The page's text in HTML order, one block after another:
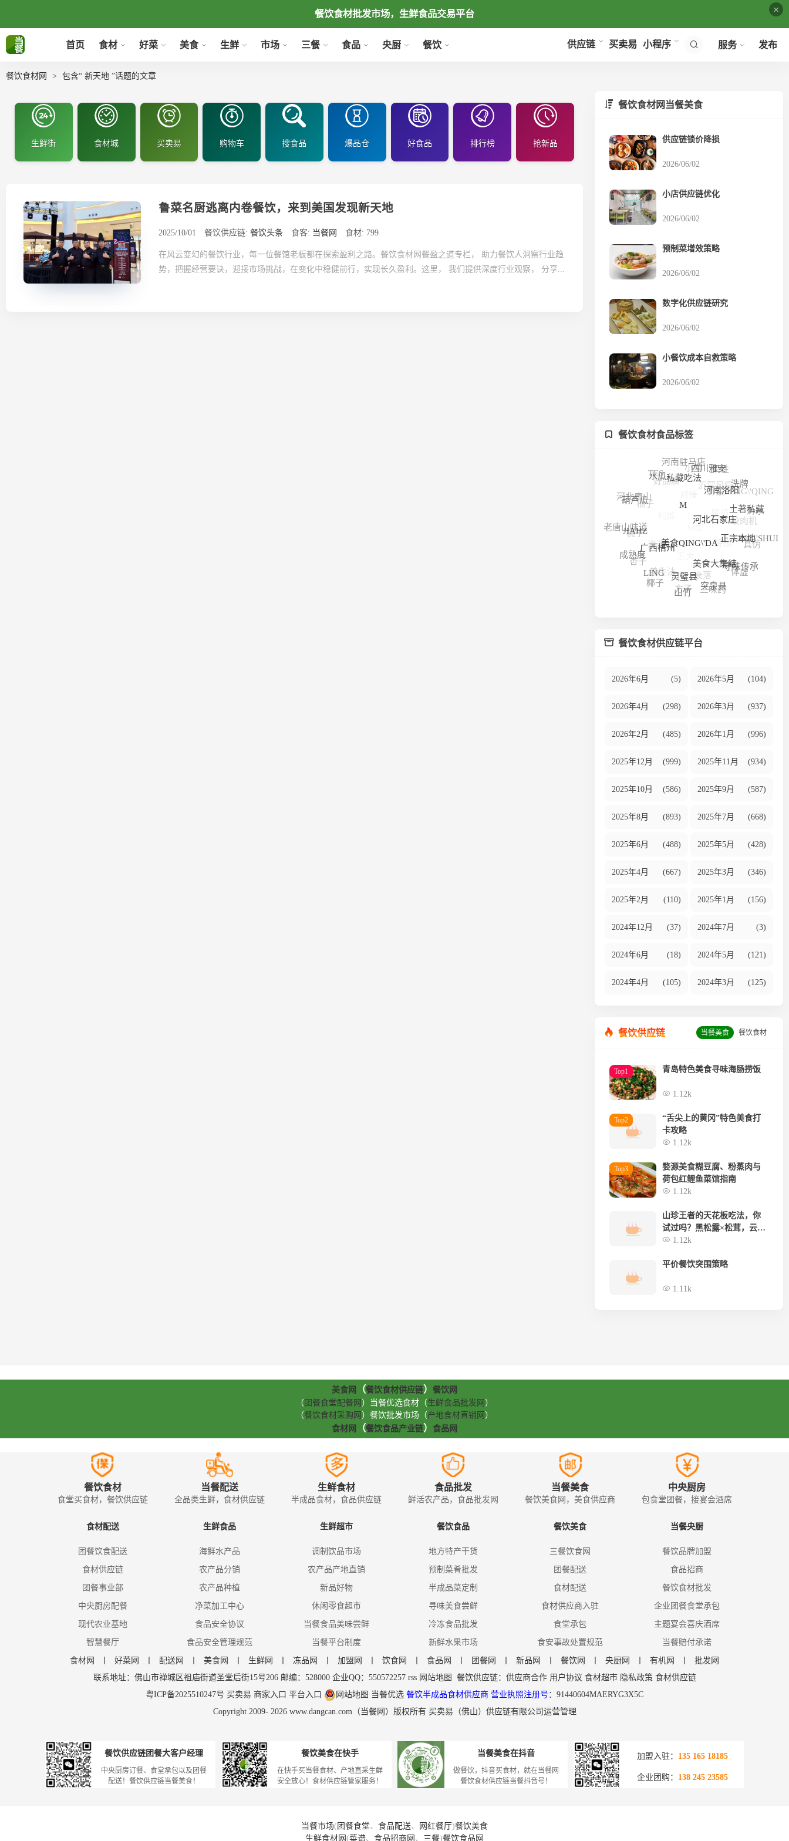
餐饮食材批发市场，生鲜食品交易平台 ×
首页 食材 好菜 美食 生鲜 市场 三餐 食品 央厨 餐饮 供应链 买卖易 小程序 服务 发布
餐饮食材网 包含“ 新天地 ”话题的文章
生鲜街 食材城 买卖易 购物车 搜食品 爆品仓 好食品 排行榜 抢新品
鲁菜名厨逃离内卷餐饮，来到美国发现新天地
2025/10/01 餐饮供应链: 餐饮头条 食客: 当餐网 食材: 799
在风云变幻的餐饮行业，每一位餐馆老板都在探索盈利之路。餐饮食材网餐盈之道专栏， 助力餐饮人洞察行业趋
势，把握经营要诀，迎接市场挑战，在变化中稳健前行，实现长久盈利。这里， 我们提供深度行业观察， 分享...
餐饮食材网当餐美食
供应链锁价降损
2026/06/02
小店供应链优化
2026/06/02
预制菜增效策略
2026/06/02
数字化供应链研究
2026/06/02
小餐饮成本自救策略
2026/06/02
餐饮食材食品标签
降损
锁价
衰落
五大
M型
绞肉机
真伪
体虚
三味药
方子
养生法
对接
沂蒙风情
沂蒙FENG\'QING
沂水
LING\'SHUI
守味传承
突泉县
山竹
椰子
杏子
桃子
柚子
好品质
小型
柔性
洗牌
土著私藏
正宗本地
美食大集结
灵璧县
LING
成熟度
老唐山味道
河北唐山
TES
河南驻马店
四川雅安
河南洛阳
河北石家庄
美食QING\'DA
JIAHZ
葫芦瓜
水瓜 私藏吃法
M
餐饮食材供应链平台
2026年6月 (5) 2026年5月 (104)
2026年4月 (298) 2026年3月 (937)
2026年2月 (485) 2026年1月 (996)
2025年12月 (999) 2025年11月 (934)
2025年10月 (586) 2025年9月 (587)
2025年8月 (893) 2025年7月 (668)
2025年6月 (488) 2025年5月 (428)
2025年4月 (667) 2025年3月 (346)
2025年2月 (110) 2025年1月 (156)
2024年12月 (37) 2024年7月 (3)
2024年6月 (18) 2024年5月 (121)
2024年4月 (105) 2024年3月 (125)
餐饮供应链 当餐美食 餐饮食材
Top1 青岛特色美食寻味海肠捞饭
1.12k
Top2
“舌尖上的黄冈”特色美食打
卡攻略
1.12k
Top3
婺源美食糊豆腐、粉蒸肉与
荷包红鲤鱼菜馆指南
1.12k
山珍王者的天花板吃法，你
试过吗？黑松露×松茸，云南
空运，极致体验
1.12k
平价餐饮突围策略
1.11k
美食网 （餐饮食材供应链）
餐饮网
（ 团餐食堂配餐网 ）当餐优选食材（生鲜食品批发网 ）
（餐饮食材采购网 ）餐饮批发市场（产地食材直销网 ）
食材网
（餐饮食品产业链） 食品网
餐饮食材
食堂买食材，餐饮供应链
食材配送
团餐饮食配送
食材供应链
团餐事业部
中央厨房配餐
现代农业基地
智慧餐厅
当餐配送
全品类生鲜，食材供应链
生鲜食品
海鲜水产品
农产品分销
农产品种植
净菜加工中心
食品安全协议
食品安全管理规范
生鲜食材
半成品食材，食品供应链
生鲜超市
调制饮品市场
农产品产地直销
新品好物
休闲零食超市
当餐食品美味尝鲜
当餐平台制度
食品批发
鲜活农产品，食品批发网
餐饮食品
地方特产干货
预制菜肴批发
半成品菜定制
寻味美食尝鲜
冷冻食品批发
新鲜水果市场
当餐美食
餐饮美食网，美食供应商
餐饮美食
三餐饮食网
团餐配送
食材配送
食材供应商入驻
食堂承包
食安事故处置规范
中央厨房
包食堂团餐，接宴会酒席
当餐央厨
餐饮品牌加盟
食品招商
餐饮食材批发
企业团餐食堂承包
主题宴会喜庆酒席
当餐赔付承诺
食材网 好菜网 配送网 美食网 生鲜网 冻品网 加盟网 饮食网 食品网 团餐网 新品网 餐饮网 央厨网 有机网
批发网
联系地址：佛山市禅城区祖庙街道圣堂后街15号206 邮编：528000 企业QQ：550572257 rss 网站地图 餐饮供应链： 供应商合作 用户协议 食材超市 隐私政策 食材供应链
粤ICP备2025510247号 买卖易 商家入口 平台入口 网站地图 当餐优选 餐饮半成品食材供应商 营业执照注册号 ：91440604MAERYG3X5C
Copyright 2009- 2026 www.dangcan.com（当餐网）版权所有 买卖易（佛山）供应链有限公司运营管理
餐饮供应链团餐大客户经理
中央厨房订餐、食堂承包以及团餐
配送！餐饮供应链当餐美食！
餐饮美食在快手
在快手买当餐食材、产地直采生鲜
安全放心！食材供应链管家服务！
当餐美食在抖音
做餐饮，抖音买食材，就在当餐网
餐饮食材供应链当餐抖音号！
加盟入驻： 135 165 18185
企业团购： 138 245 23585
当餐市场( 团餐食堂、 食品配送、 网红餐厅)餐饮美食
生鲜食材网 (菜谱、 食品招商网 、 三餐)餐饮食品网